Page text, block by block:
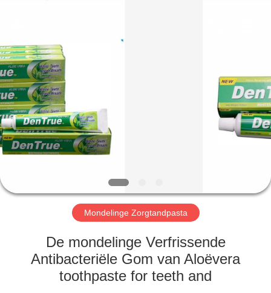
HUIS
PRODUCTEN
VIDEO'S
ONGEVEER
ONS
FABRIEKSREIS
KWALITEITSCONTROLE
Reserved.
Mondelinge Zorgtandpasta
De mondelinge Verfrissende
Antibacteriële Gom van Aloëvera
toothpaste for teeth and